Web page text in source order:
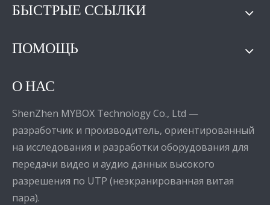
БЫСТРЫЕ ССЫЛКИ
ПОМОЩЬ
О НАС
ShenZhen MYBOX Technology Co., Ltd —
разработчик и производитель, ориентированный
на исследования и разработки оборудования для
передачи видео и аудио данных высокого
разрешения по UTP (неэкранированная витая
пара).